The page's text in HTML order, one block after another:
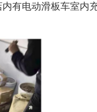
有电动滑板车室内